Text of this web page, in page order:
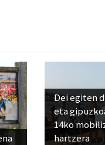
Dei egiten
eta
14ko
hartzera